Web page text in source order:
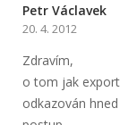
Petr Václavek
20. 4. 2012
Zdravím,
o tom jak
odkazován